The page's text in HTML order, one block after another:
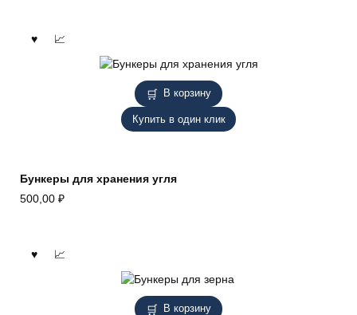
В корзину
Купить в один клик
Бункеры для хранения угля
500,00 ₽
В корзину